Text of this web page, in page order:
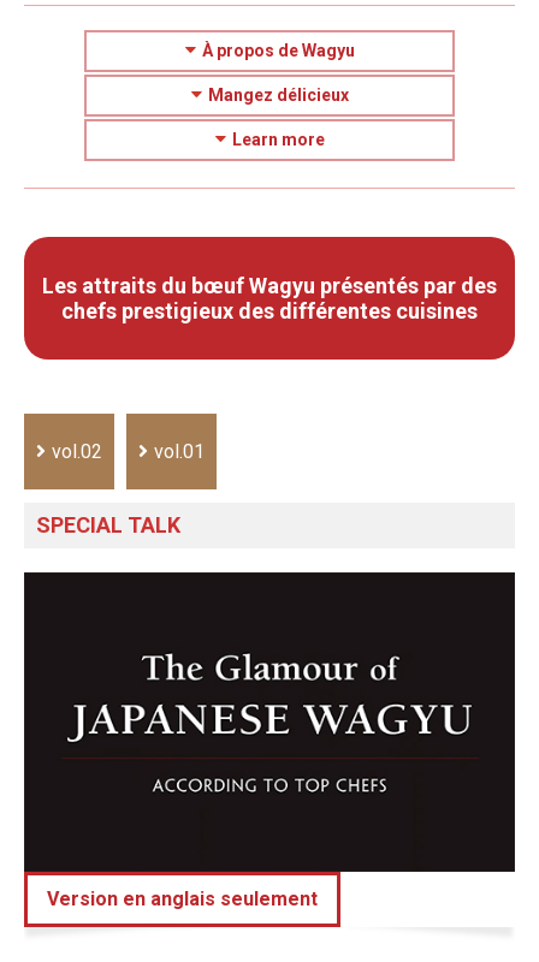
À propos de Wagyu
Mangez délicieux
Learn more
Les attraits du bœuf Wagyu présentés par des
chefs prestigieux des différentes cuisines
vol.02 vol.01
SPECIAL TALK
Version en anglais seulement